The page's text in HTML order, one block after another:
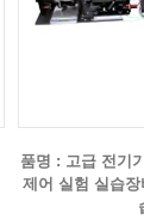
품명 : 고급 전기
제어 실험 실습